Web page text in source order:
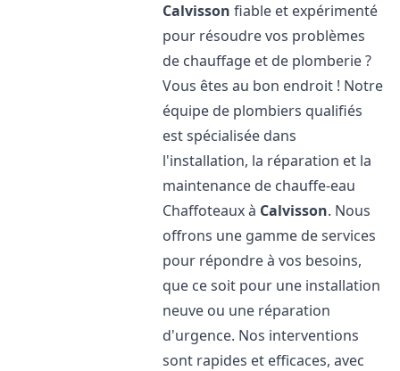
Calvisson fiable et expérimenté
pour résoudre vos problèmes
de chauffage et de plomberie ?
Vous êtes au bon endroit ! Notre
équipe de plombiers qualifiés
est spécialisée dans
l'installation, la réparation et la
maintenance de chauffe-eau
Chaffoteaux à Calvisson. Nous
offrons une gamme de services
pour répondre à vos besoins,
que ce soit pour une installation
neuve ou une réparation
d'urgence. Nos interventions
sont rapides et efficaces, avec